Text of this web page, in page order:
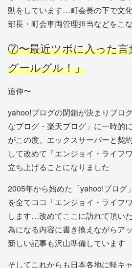
動をしています…町会長の下で文
部長・町会車両管理担当などをこ
⑦〜最近ツボに入った
グールグル！」
追伸〜
yahoo!ブログの閉鎖が決まりブロ
なブログ・楽天ブログ」に一時的
がこの度、エックスサーバーと契
して改めて「エンジョイ・ライフ
立ち上げることになりました
2005年から始めた「yahoo!ブロ
を全てココ「エンジョイ・ライフ
します…改めてここに訪れて頂い
為になる内容に書き換えながらア
新しい記事も沢山準備しています
そしてこれからも日本各地に軽キ